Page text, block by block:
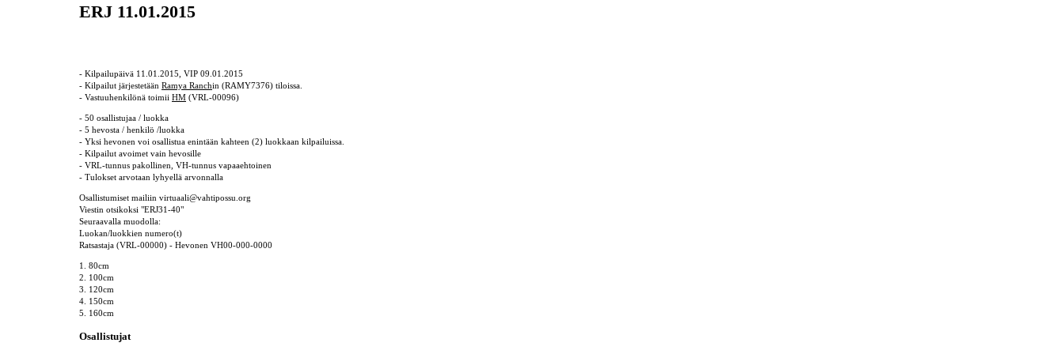
ERJ 11.01.2015
- Kilpailupäivä 11.01.2015, VIP 09.01.2015
- Kilpailut järjestetään Ramya Ranchin (RAMY7376) tiloissa.
- Vastuuhenkilönä toimii HM (VRL-00096)
- 50 osallistujaa / luokka
- 5 hevosta / henkilö /luokka
- Yksi hevonen voi osallistua enintään kahteen (2) luokkaan kilpailuissa.
- Kilpailut avoimet vain hevosille
- VRL-tunnus pakollinen, VH-tunnus vapaaehtoinen
- Tulokset arvotaan lyhyellä arvonnalla
Osallistumiset mailiin virtuaali@vahtipossu.org
Viestin otsikoksi "ERJ31-40"
Seuraavalla muodolla:
Luokan/luokkien numero(t)
Ratsastaja (VRL-00000) - Hevonen VH00-000-0000
1. 80cm
2. 100cm
3. 120cm
4. 150cm
5. 160cm
Osallistujat